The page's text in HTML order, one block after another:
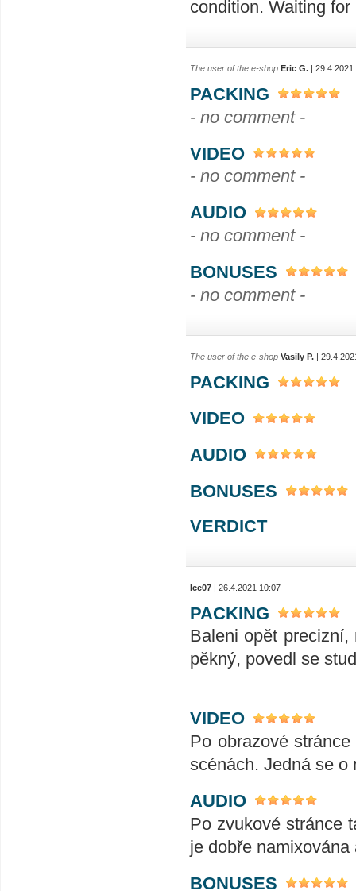
condition. Waiting
The user of the e-shop Eric G. | 29.4.2021
PACKING
- no comment -
VIDEO
- no comment -
AUDIO
- no comment -
BONUSES
- no comment -
The user of the e-shop Vasily P. |
PACKING
VIDEO
AUDIO
BONUSES
VERDICT
Ice07 | 26.4.2021 10:07
PACKING
Baleni opět
pěkný, povedl se
VIDEO
Po obrazové
scénách. Jedná se o
AUDIO
Po zvukové stránce
je dobře
BONUSES